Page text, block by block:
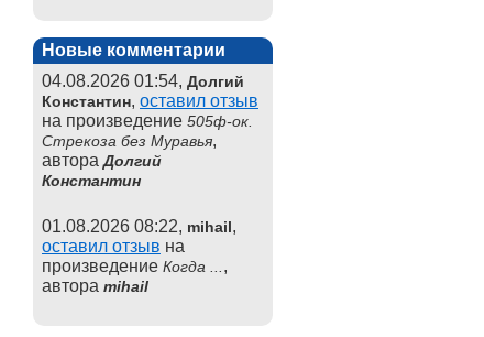
Новые комментарии
04.08.2026 01:54, Долгий
Константин, оставил отзыв
на произведение 505ф-ок.
Стрекоза без Муравья,
автораДолгий
Константин
01.08.2026 08:22, mihail,
оставил отзыв на
произведение Когда ... ,
автора mihail